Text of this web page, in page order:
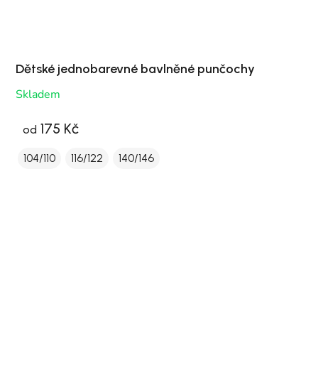
Dětské jednobarevné bavlněné punčochy
Skladem
od 175 Kč
104/110 116/122 140/146